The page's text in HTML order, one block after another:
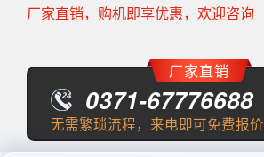
厂家直销，购机即享优惠，欢迎咨询
厂家直销
0371-67776688
无需繁琐流程，来电即可免费报价